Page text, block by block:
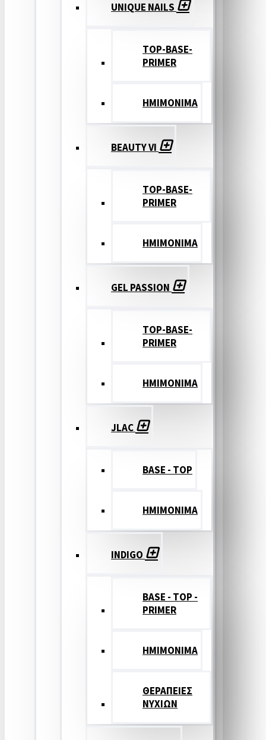
UNIQUE NAILS
TOP-BASE-
PRIMER
ΗΜΙΜΟΝΙΜΑ
BEAUTY VI
TOP-BASE-
PRIMER
ΗΜΙΜΟΝΙΜΑ
GEL PASSION
TOP-BASE-
PRIMER
ΗΜΙΜΟΝΙΜΑ
JLAC
BASE - TOP
ΗΜΙΜΟΝΙΜΑ
INDIGO
BASE - TOP -
PRIMER
HMIMONIMA
ΘΕΡΑΠΕΙΕΣ
ΝΥΧΙΩΝ